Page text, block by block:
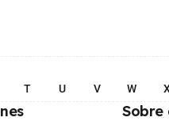
T U V W
Sobre